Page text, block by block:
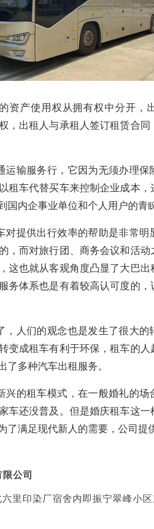
资产使用权从拥有权中分开，
，出租人与承租人签订租赁合
输服务行，它因为无须办理保
租车代替买车来控制企业成本
内企事业单位和个人用户的青
对提供出行效率的帮助是非常明
，而对旅行团、商务会议和活
这也就从客观角度凸显了大巴出
务体系也是有着较高认可度的
，人们的观念也是发生了很大的
变成租车有利于环保，租车的
多种汽车出租服务。
兴的租车模式，在一般婚礼的场
车还没普及。但是婚庆租车这
了满足现代新人的需要，公司提
公司
里印染厂宿舍内即振宁翠峰小